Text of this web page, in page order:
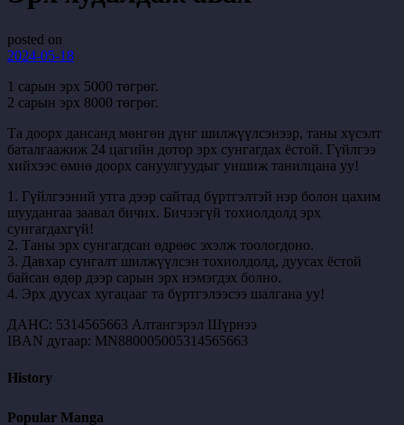
posted on
2024-05-18
1 сарын эрх 5000 төгрөг.
2 сарын эрх 8000 төгрөг.
Та доорх дансанд мөнгөн дүнг шилжүүлсэнээр, таны хүсэлт
баталгаажиж 24 цагийн дотор эрх сунгагдах ёстой. Гүйлгээ
хийхээс өмнө доорх сануулгуудыг уншиж танилцана уу!
1. Гүйлгээний утга дээр сайтад бүртгэлтэй нэр болон цахим
шуудангаа заавал бичих. Бичээгүй тохиолдолд эрх
сунгагдахгүй!
2. Таны эрх сунгагдсан өдрөөс эхэлж тоологдоно.
3. Давхар сунгалт шилжүүлсэн тохиолдолд, дуусах ёстой
байсан өдөр дээр сарын эрх нэмэгдэх болно.
4. Эрх дуусах хугацааг та бүртгэлээсээ шалгана уу!
ДАНС: 5314565663 Алтангэрэл Шүрнээ
IBAN дугаар: MN880005005314565663
History
Popular Manga